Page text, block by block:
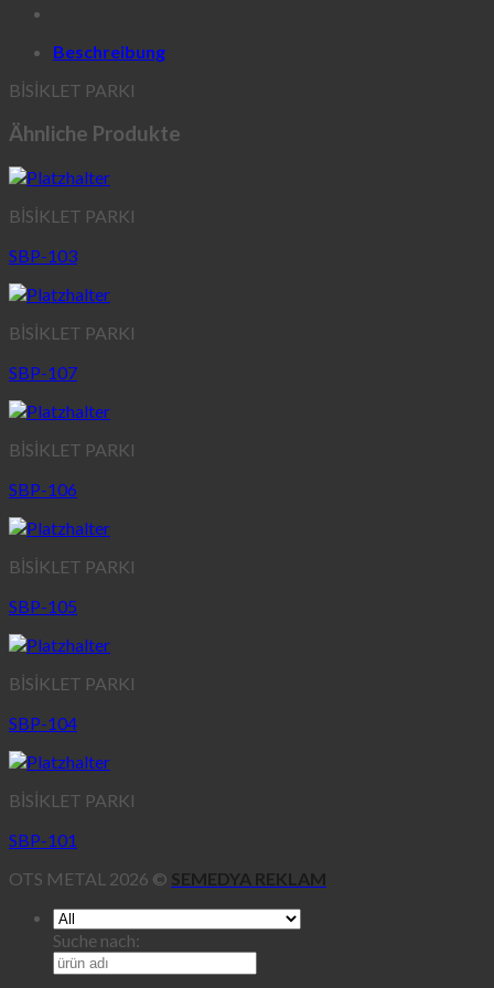
Beschreibung
BİSİKLET PARKI
Ähnliche Produkte
BİSİKLET PARKI
SBP-103
BİSİKLET PARKI
SBP-107
BİSİKLET PARKI
SBP-106
BİSİKLET PARKI
SBP-105
BİSİKLET PARKI
SBP-104
BİSİKLET PARKI
SBP-101
OTS METAL 2026 © SEMEDYA REKLAM
Suche nach: